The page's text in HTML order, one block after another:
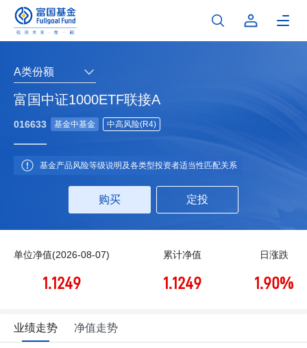
富国中证1000ETF联接A
A类份额
016633 基金中基金 中高风险(R4)
基金产品风险等级说明及各类型投资者适当性匹配关系
购买 定投
单位净值(2026-08-07)
1.1249
累计净值
1.1249
日涨跌
1.90%
业绩走势 净值走势